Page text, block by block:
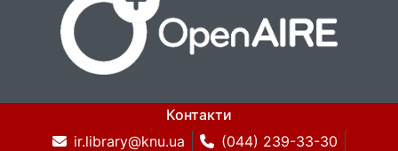
Контакти
ir.library@knu.ua
(044) 239-33-30